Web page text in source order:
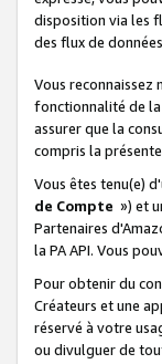
disposition via les
des flux de
Vous reconnaissez
fonctionnalité de la
assurer que la
compris la
Vous êtes tenu(e)
de Compte ») et
Partenaires
la PA API. Vous
Pour obtenir du
Créateurs et une
réservé à votre
ou divulguer de